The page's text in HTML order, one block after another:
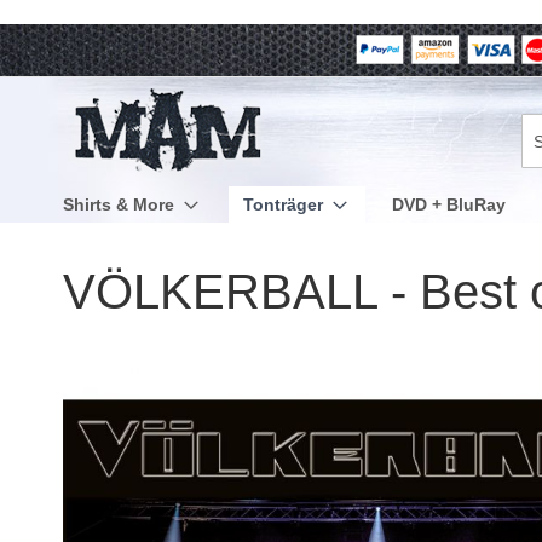
Direkt
Inhalt
Shirts & More
Tonträger DVD + BluRay
VÖLKERBALL - Best
Ende
der
Bildergalerie
springen